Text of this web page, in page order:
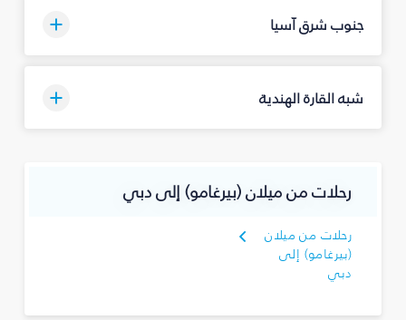
جنوب شرق آسيا
شبه القارة الهندية
رحلات من ميلان (بيرغامو) إلى دبي
رحلات من ميلان
(بيرغامو) إلى
دبي